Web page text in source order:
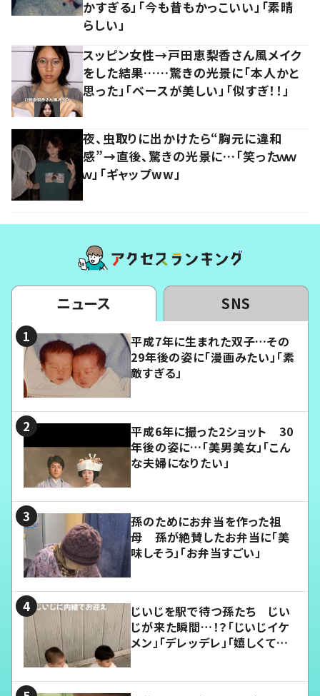
かすぎる」「今も昔もかっこいい」「素晴
らしい」
スッピン女性→戸田恵梨香さん風メイク
をした結果……驚きの光景に「本人かと
思った」「ベースが美しい」「似すぎ！！」
夜、虫取りに出かけたら“胸元に違和
感”→直後、驚きの光景に…「笑ったｗｗ
ｗ」「ギャップww」
ニュース SNS
平成7年に生まれた双子…その
29年後の姿に「漫画みたい」「素
敵すぎる」
平成6年に撮った2ショット 30
年後の姿に…「美男美女」「こん
な夫婦になりたい」
孫のためにお弁当を作った祖
母 孫が絶賛したお弁当に「美
味しそう」「お弁当すごい」
じいじを駅で待つ孫たち じい
じが来た瞬間…！？「じいじイケ
メン」「デレッデレ」「嬉しくて可